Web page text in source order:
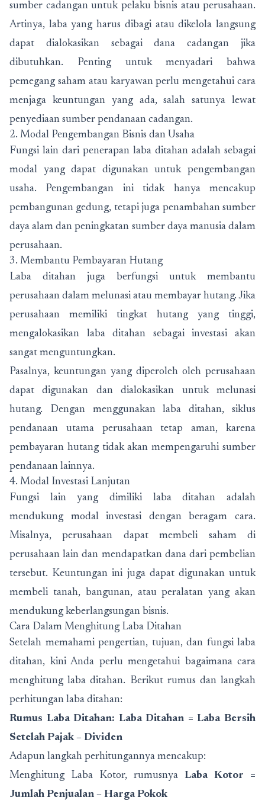
sumber cadangan untuk pelaku bisnis atau perusahaan.
Artinya, laba yang harus dibagi atau dikelola langsung
dapat dialokasikan sebagai dana cadangan jika
dibutuhkan. Penting untuk menyadari bahwa
pemegang saham atau karyawan perlu mengetahui cara
menjaga keuntungan yang ada, salah satunya lewat
penyediaan sumber pendanaan cadangan.
2. Modal Pengembangan Bisnis dan Usaha
Fungsi lain dari penerapan laba ditahan adalah sebagai
modal yang dapat digunakan untuk pengembangan
usaha. Pengembangan ini tidak hanya mencakup
pembangunan gedung, tetapi juga penambahan sumber
daya alam dan peningkatan sumber daya manusia dalam
perusahaan.
3. Membantu Pembayaran Hutang
Laba ditahan juga berfungsi untuk membantu
perusahaan dalam melunasi atau membayar hutang. Jika
perusahaan memiliki tingkat hutang yang tinggi,
mengalokasikan laba ditahan sebagai investasi akan
sangat menguntungkan.
Pasalnya, keuntungan yang diperoleh oleh perusahaan
dapat digunakan dan dialokasikan untuk melunasi
hutang. Dengan menggunakan laba ditahan, siklus
pendanaan utama perusahaan tetap aman, karena
pembayaran hutang tidak akan mempengaruhi sumber
pendanaan lainnya.
4. Modal Investasi Lanjutan
Fungsi lain yang dimiliki laba ditahan adalah
mendukung modal investasi dengan beragam cara.
Misalnya, perusahaan dapat membeli saham di
perusahaan lain dan mendapatkan dana dari pembelian
tersebut. Keuntungan ini juga dapat digunakan untuk
membeli tanah, bangunan, atau peralatan yang akan
mendukung keberlangsungan bisnis.
Cara Dalam Menghitung Laba Ditahan
Setelah memahami pengertian, tujuan, dan fungsi laba
ditahan, kini Anda perlu mengetahui bagaimana cara
menghitung laba ditahan. Berikut rumus dan langkah
perhitungan laba ditahan:
Rumus Laba Ditahan: Laba Ditahan = Laba Bersih
Setelah Pajak – Dividen
Adapun langkah perhitungannya mencakup:
Menghitung Laba Kotor, rumusnya Laba Kotor =
Jumlah Penjualan – Harga Pokok